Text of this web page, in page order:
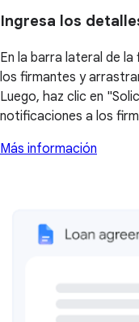
Ingresa los
En la barra lateral de
los firmantes y
Luego, haz clic en
notificaciones a los
Más información